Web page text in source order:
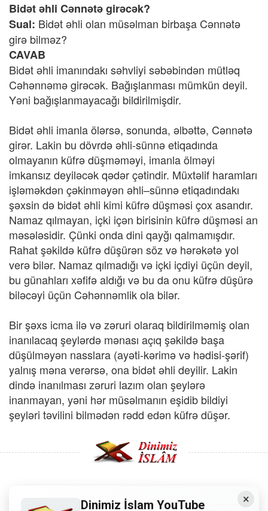
Bidət əhli Cənnətə girəcək?
Sual: Bidət əhli olan müsəlman birbaşa Cənnətə
girə bilməz?
CAVAB
Bidət əhli imanındakı səhvliyi səbəbindən mütləq
Cəhənnəmə girəcək. Bağışlanması mümkün deyil.
Yəni bağışlanmayacağı bildirilmişdir.
Bidət əhli imanla ölərsə, sonunda, əlbəttə, Cənnətə
girər. Lakin bu dövrdə əhli-sünnə etiqadında
olmayanın küfrə düşməməyi, imanla ölməyi
imkansız deyiləcək qədər çətindir. Müxtəlif haramları
işləməkdən çəkinməyən əhli–sünnə etiqadındakı
şəxsin də bidət əhli kimi küfrə düşməsi çox asandır.
Namaz qılmayan, içki içən birisinin küfrə düşməsi an
məsələsidir. Çünki onda dini qayğı qalmamışdır.
Rahat şəkildə küfrə düşürən söz və hərəkətə yol
verə bilər. Namaz qılmadığı və içki içdiyi üçün deyil,
bu günahları xəfifə aldığı və bu da onu küfrə düşürə
biləcəyi üçün Cəhənnəmlik ola bilər.
Bir şəxs icma ilə və zəruri olaraq bildirilməmiş olan
inanılacaq şeylərdə mənası açıq şəkildə başa
düşülməyən nasslara (ayəti-kərimə və hədisi-şərif)
yalnış məna verərsə, ona bidət əhli deyilir. Lakin
dində inanılması zəruri lazım olan şeylərə
inanmayan, yəni hər müsəlmanın eşidib bildiyi
şeyləri təvilini bilmədən rədd edən küfrə düşər.
Copyright © 2008 - Dinimiz İslam. Her Hakkı Saklıdır.×
Dinimiz İslam YouTube